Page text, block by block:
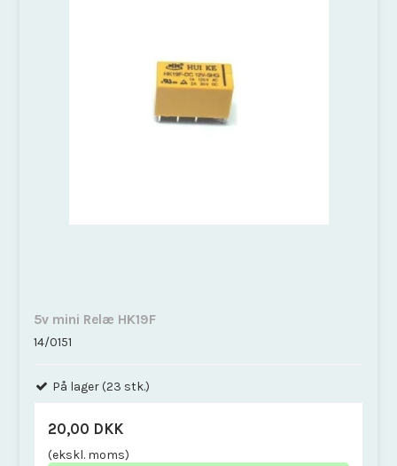
5v mini Relæ HK19F
14/0151
På lager (23 stk.)
20,00 DKK
(ekskl. moms)